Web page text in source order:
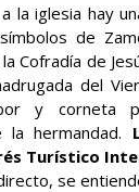
la iglesia hay
de
Cofradía de
del
y corneta
la hermandad.
Turístico
se